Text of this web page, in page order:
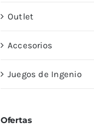
Outlet
Accesorios
Juegos de Ingenio
Ofertas